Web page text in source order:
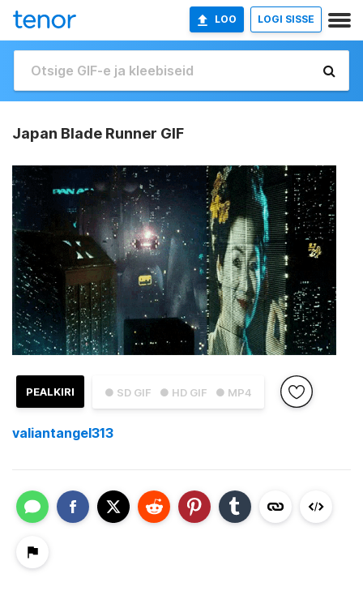
LOO LOGI SISSE
Japan Blade Runner GIF
● SD GIF ● HD GIF ● MP4
PEALKIRI
valiantangel313